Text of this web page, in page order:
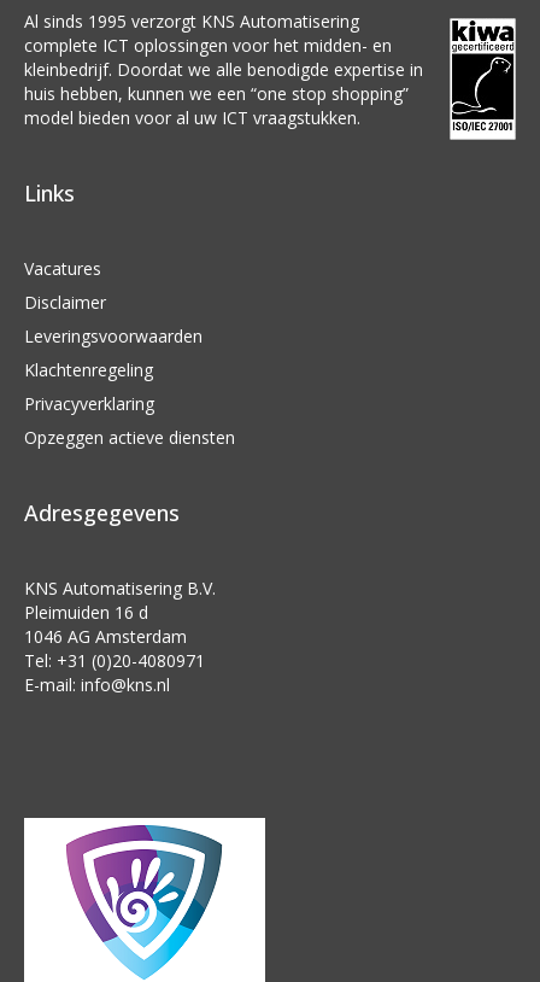
Al sinds 1995 verzorgt KNS Automatisering
complete ICT oplossingen voor het midden- en
kleinbedrijf. Doordat we alle benodigde expertise in
huis hebben, kunnen we een “one stop shopping”
model bieden voor al uw ICT vraagstukken.
Links
Vacatures
Disclaimer
Leveringsvoorwaarden
Klachtenregeling
Privacyverklaring
Opzeggen actieve diensten
Adresgegevens
KNS Automatisering B.V.
Pleimuiden 16 d
1046 AG Amsterdam
Tel: +31 (0)20-4080971
E-mail: info@kns.nl